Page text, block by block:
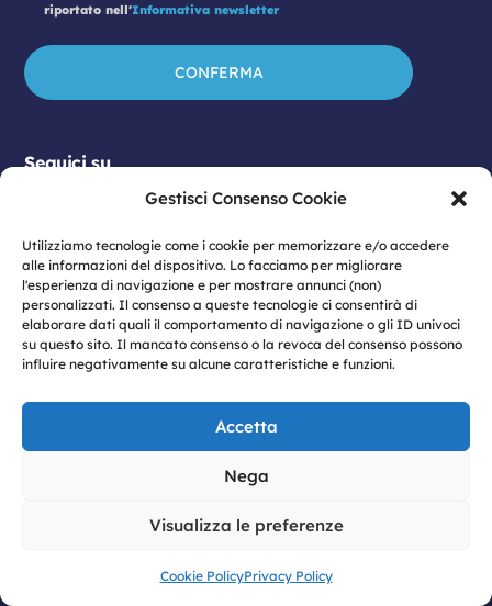
Gestisci Consenso Cookie
Utilizziamo tecnologie come i cookie per memorizzare e/o accedere
alle informazioni del dispositivo. Lo facciamo per migliorare
l'esperienza di navigazione e per mostrare annunci (non)
personalizzati. Il consenso a queste tecnologie ci consentirà di
elaborare dati quali il comportamento di navigazione o gli ID univoci
su questo sito. Il mancato consenso o la revoca del consenso possono
influire negativamente su alcune caratteristiche e funzioni.
Accetta
Nega
Visualizza le preferenze
Cookie PolicyPrivacy Policy
riportato nell'Informativa newsletter
Seguici su
© 2026 Vulcano S.p.A | Sede legale: Viale
Antonio Gramsci n. 23 – 80122 Napoli | P.IVA:
07774460633
Informativa dati Social Media
Organizzativo 231|Codice Etico|Informativa